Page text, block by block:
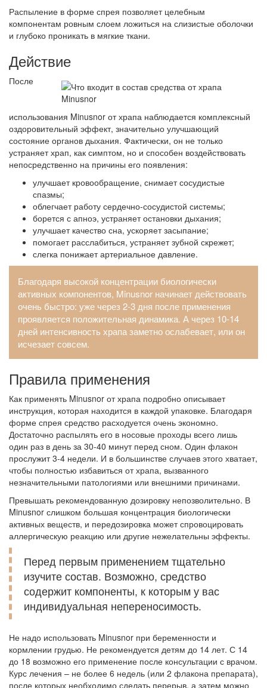
Распыление в форме спрея позволяет целебным
компонентам ровным слоем ложиться на слизистые оболочки
и глубоко проникать в мягкие ткани.
Действие
После
использования Minusnor от храпа наблюдается комплексный
оздоровительный эффект, значительно улучшающий
состояние органов дыхания. Фактически, он не только
устраняет храп, как симптом, но и способен воздействовать
непосредственно на причины его появления:
улучшает кровообращение, снимает сосудистые
спазмы;
облегчает работу сердечно-сосудистой системы;
борется с апноэ, устраняет остановки дыхания;
улучшает качество сна, ускоряет засыпание;
помогает расслабиться, устраняет зубной скрежет;
слегка понижает артериальное давление.
Благодаря высокой концентрации биологически
активных компонентов, Minusnor начинает действовать
очень быстро: уже через 2-3 дня после применения
проявляется положительная динамика. А через 10-14
дней интенсивность храпа заметно ослабевает, или он
исчезает совсем.
Правила применения
Как применять Minusnor от храпа подробно описывает
инструкция, которая находится в каждой упаковке. Благодаря
форме спрея средство расходуется очень экономно.
Достаточно распылять его в носовые проходы всего лишь
один раз в день за 30-40 минут перед сном. Один флакон
прослужит 3-4 недели. И в большинстве случаев этого хватает,
чтобы полностью избавиться от храпа, вызванного
незначительными патологиями или внешними причинами.
Превышать рекомендованную дозировку непозволительно. В
Minusnor слишком большая концентрация биологически
активных веществ, и передозировка может спровоцировать
аллергическую реакцию или другие нежелательны эффекты.
Перед первым применением тщательно
изучите состав. Возможно, средство
содержит компоненты, к которым у вас
индивидуальная непереносимость.
Не надо использовать Minusnor при беременности и
кормлении грудью. Не рекомендуется детям до 14 лет. С 14
до 18 возможно его применение после консультации с врачом.
Курс лечения – не более 6 недель (или 2 флакона препарата),
после которых необходимо сделать перерыв, а затем можно